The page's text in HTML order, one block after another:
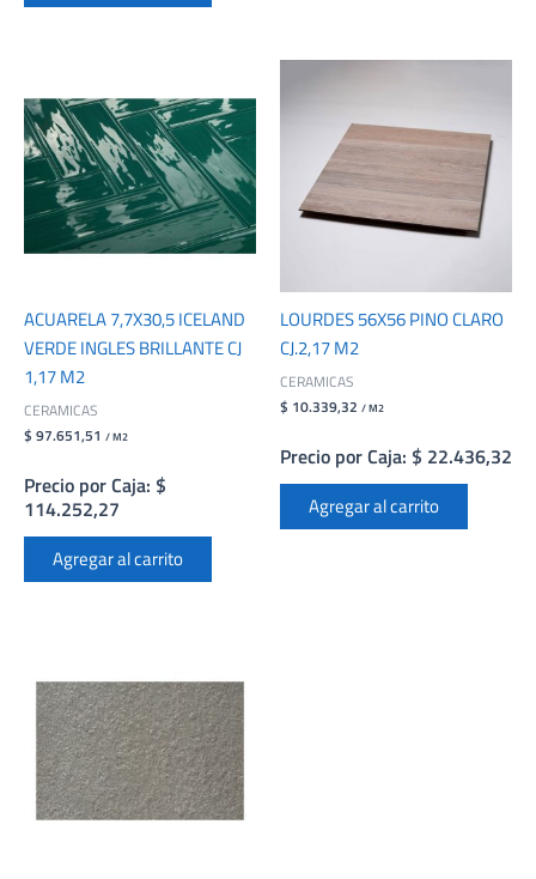
ACUARELA 7,7X30,5 ICELAND
VERDE INGLES BRILLANTE CJ
1,17 M2
CERAMICAS
$ 97.651,51 / M2
Precio por Caja: $
114.252,27
Agregar al carrito
LOURDES 56X56 PINO CLARO
CJ.2,17 M2
CERAMICAS
$ 10.339,32 / M2
Precio por Caja: $ 22.436,32
Agregar al carrito